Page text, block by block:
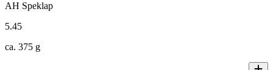
AH Speklap
5.45
ca. 375 g